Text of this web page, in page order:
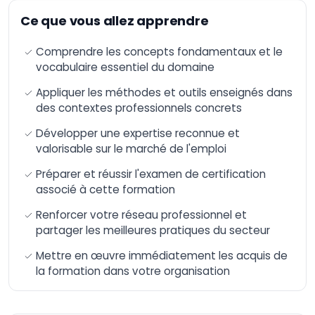
intégration avancée
de workflows
AI-Augmented HR
Manager
Manager
AI-Augmented
AI-Augmented Legal
Practitioner
AI-Augmented
Software Engineer
AI-Augmented Project
Ce que vous allez apprendre
Comprendre les concepts fondamentaux et le
vocabulaire essentiel du domaine
Appliquer les méthodes et outils enseignés dans
des contextes professionnels concrets
Développer une expertise reconnue et
valorisable sur le marché de l'emploi
Préparer et réussir l'examen de certification
associé à cette formation
Renforcer votre réseau professionnel et
partager les meilleures pratiques du secteur
Mettre en œuvre immédiatement les acquis de
la formation dans votre organisation